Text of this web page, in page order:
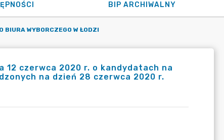
BIP ARCHIWALNY
BIURA WYBORCZEGO W ŁODZI
12 czerwca 2020 r. o kandydatach na
na dzień 28 czerwca 2020 r.